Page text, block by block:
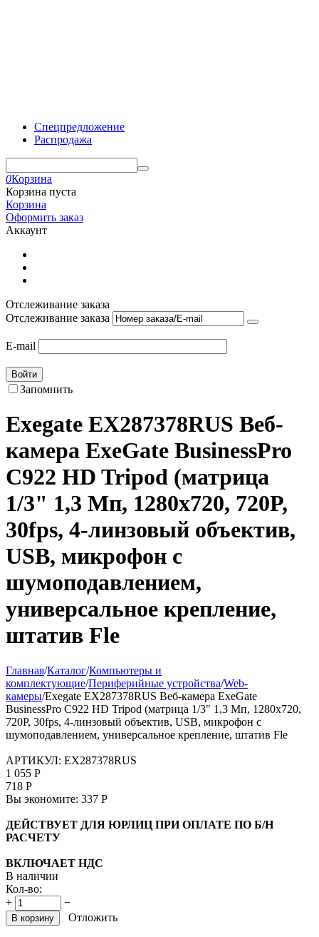
Спецпредложение
Распродажа
0Корзина
Корзина пуста
Корзина
Оформить заказ
Аккаунт
Отслеживание заказа
Отслеживание заказа
E-mail
Войти
Запомнить
Exegate EX287378RUS Веб-
камера ExeGate BusinessPro
C922 HD Tripod (матрица
1/3" 1,3 Мп, 1280х720, 720P,
30fps, 4-линзовый объектив,
USB, микрофон с
шумоподавлением,
универсальное крепление,
штатив Fle
Главная/Каталог/Компьютеры и
комплектующие/Периферийные устройства/Web-
камеры/Exegate EX287378RUS Веб-камера ExeGate
BusinessPro C922 HD Tripod (матрица 1/3" 1,3 Мп, 1280х720,
720P, 30fps, 4-линзовый объектив, USB, микрофон с
шумоподавлением, универсальное крепление, штатив Fle
АРТИКУЛ: EX287378RUS
1 055 Р
718 Р
Вы экономите: 337 Р
ДЕЙСТВУЕТ ДЛЯ ЮРЛИЦ ПРИ ОПЛАТЕ ПО Б/Н
РАСЧЕТУ
ВКЛЮЧАЕТ НДС
В наличии
Кол-во:
+
−
В корзину Отложить